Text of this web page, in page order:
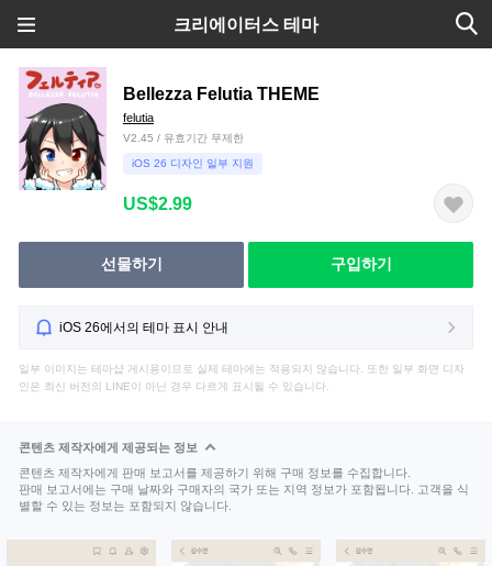
크리에이터스 테마
Bellezza Felutia THEME
felutia
V2.45 / 유효기간 무제한
iOS 26 디자인 일부 지원
US$2.99
선물하기 구입하기
iOS 26에서의 테마 표시 안내
일부 이미지는 테마샵 게시용이므로 실제 테마에는 적용되지 않습니다. 또한 일부 화면 디자
인은 최신 버전의 LINE이 아닌 경우 다르게 표시될 수 있습니다.
콘텐츠 제작자에게 제공되는 정보
콘텐츠 제작자에게 판매 보고서를 제공하기 위해 구매 정보를 수집합니다.
판매 보고서에는 구매 날짜와 구매자의 국가 또는 지역 정보가 포함됩니다. 고객을 식
별할 수 있는 정보는 포함되지 않습니다.